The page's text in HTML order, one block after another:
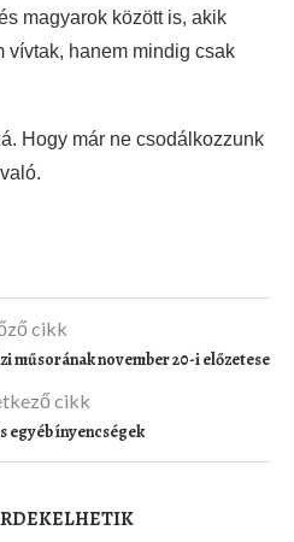
magyarok között is, akik
vívtak, hanem mindig csak
Hogy már ne csodálkozzunk
cikk
műsorának november 20-i előzetese
cikk
egyéb ínyencségek